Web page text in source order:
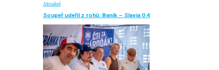
Aktuálně
Soupeř udeřil z rohů: Baník – Slavia 0:4